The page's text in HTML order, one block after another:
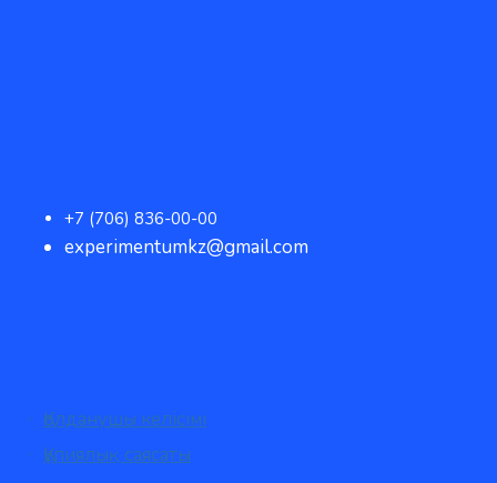
+7 (706) 836-00-00
experimentumkz@gmail.com
Қолданушы келісімі
Құпиялық саясаты